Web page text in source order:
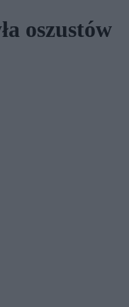
oszustów